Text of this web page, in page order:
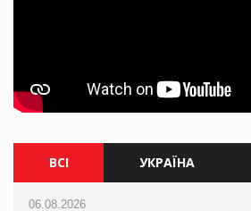
ВСІ УКРАЇНА
06.08.2026
05.08.2026
06.08.2026